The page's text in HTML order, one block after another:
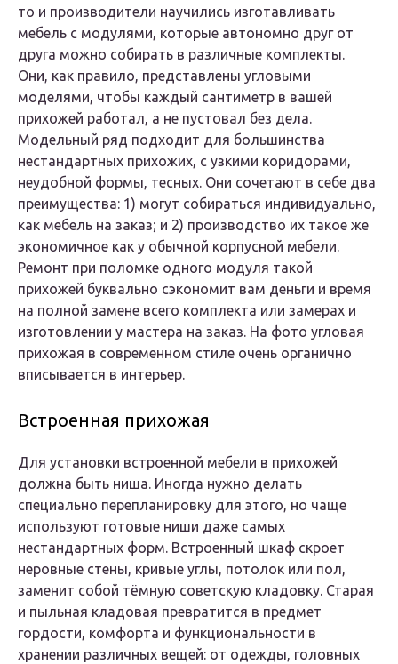
то и производители научились изготавливать
мебель с модулями, которые автономно друг от
друга можно собирать в различные комплекты.
Они, как правило, представлены угловыми
моделями, чтобы каждый сантиметр в вашей
прихожей работал, а не пустовал без дела.
Модельный ряд подходит для большинства
нестандартных прихожих, с узкими коридорами,
неудобной формы, тесных. Они сочетают в себе два
преимущества: 1) могут собираться индивидуально,
как мебель на заказ; и 2) производство их такое же
экономичное как у обычной корпусной мебели.
Ремонт при поломке одного модуля такой
прихожей буквально сэкономит вам деньги и время
на полной замене всего комплекта или замерах и
изготовлении у мастера на заказ. На фото угловая
прихожая в современном стиле очень органично
вписывается в интерьер.
Встроенная прихожая
Для установки встроенной мебели в прихожей
должна быть ниша. Иногда нужно делать
специально перепланировку для этого, но чаще
используют готовые ниши даже самых
нестандартных форм. Встроенный шкаф скроет
неровные стены, кривые углы, потолок или пол,
заменит собой тёмную советскую кладовку. Старая
и пыльная кладовая превратится в предмет
гордости, комфорта и функциональности в
хранении различных вещей: от одежды, головных